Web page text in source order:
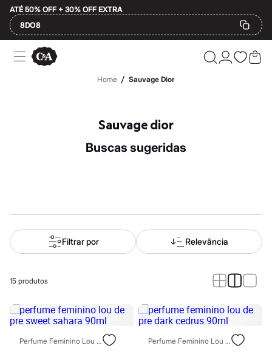
ATÉ 50% OFF + 30% OFF EXTRA
8DO8
Ofertas
Compre por Departamento
2 calçados por R$189
2 peças por R$199
3 lingeries por R$99
Feminino
Em alta
Inverno
Alfaiataria
Blusas e Camisetas
Calças
Casacos e Jaquetas
Jeans
Macacões
Home / Sauvage Dior
Sauvage dior
buscas sugeridas
Filtrar por Relevância
15 produtos
Perfume Feminino Lou De Pre Sweet Sahara 90ml Perfume Feminino Lou De Pre Dark Cedrus 90ml